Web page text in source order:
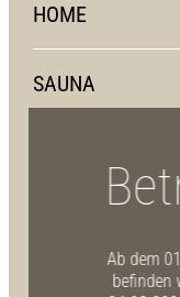
HOME
SAUNA
Ab dem
befinden